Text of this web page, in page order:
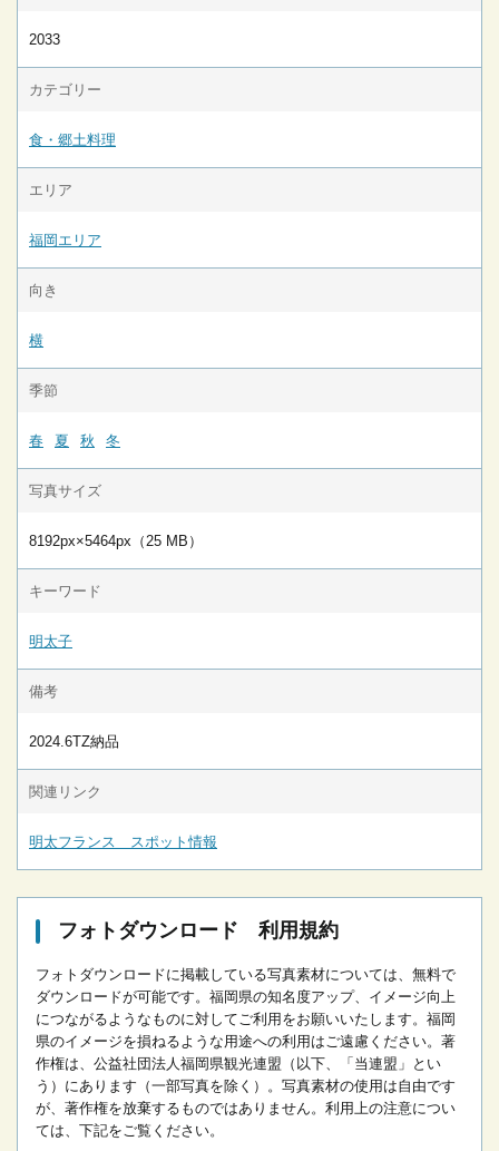
2033
カテゴリー
食・郷土料理
エリア
福岡エリア
向き
横
季節
春 夏 秋 冬
写真サイズ
8192px×5464px（25 MB）
キーワード
明太子
備考
2024.6TZ納品
関連リンク
明太フランス スポット情報
フォトダウンロード 利用規約
フォトダウンロードに掲載している写真素材については、無料で
ダウンロードが可能です。 福岡県の知名度アップ、イメージ向上
につながるようなものに対してご利用をお願いいたします。 福岡
県のイメージを損ねるような用途への利用はご遠慮ください。 著
作権は、公益社団法人福岡県観光連盟（以下、「当連盟」とい
う）にあります（一部写真を除く）。写真素材の使用は自由です
が、著作権を放棄するものではありません。 利用上の注意につい
ては、下記をご覧ください。